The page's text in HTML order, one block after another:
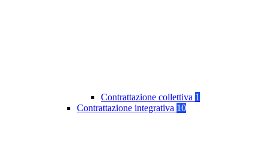
Contrattazione collettiva 1
Contrattazione integrativa 10